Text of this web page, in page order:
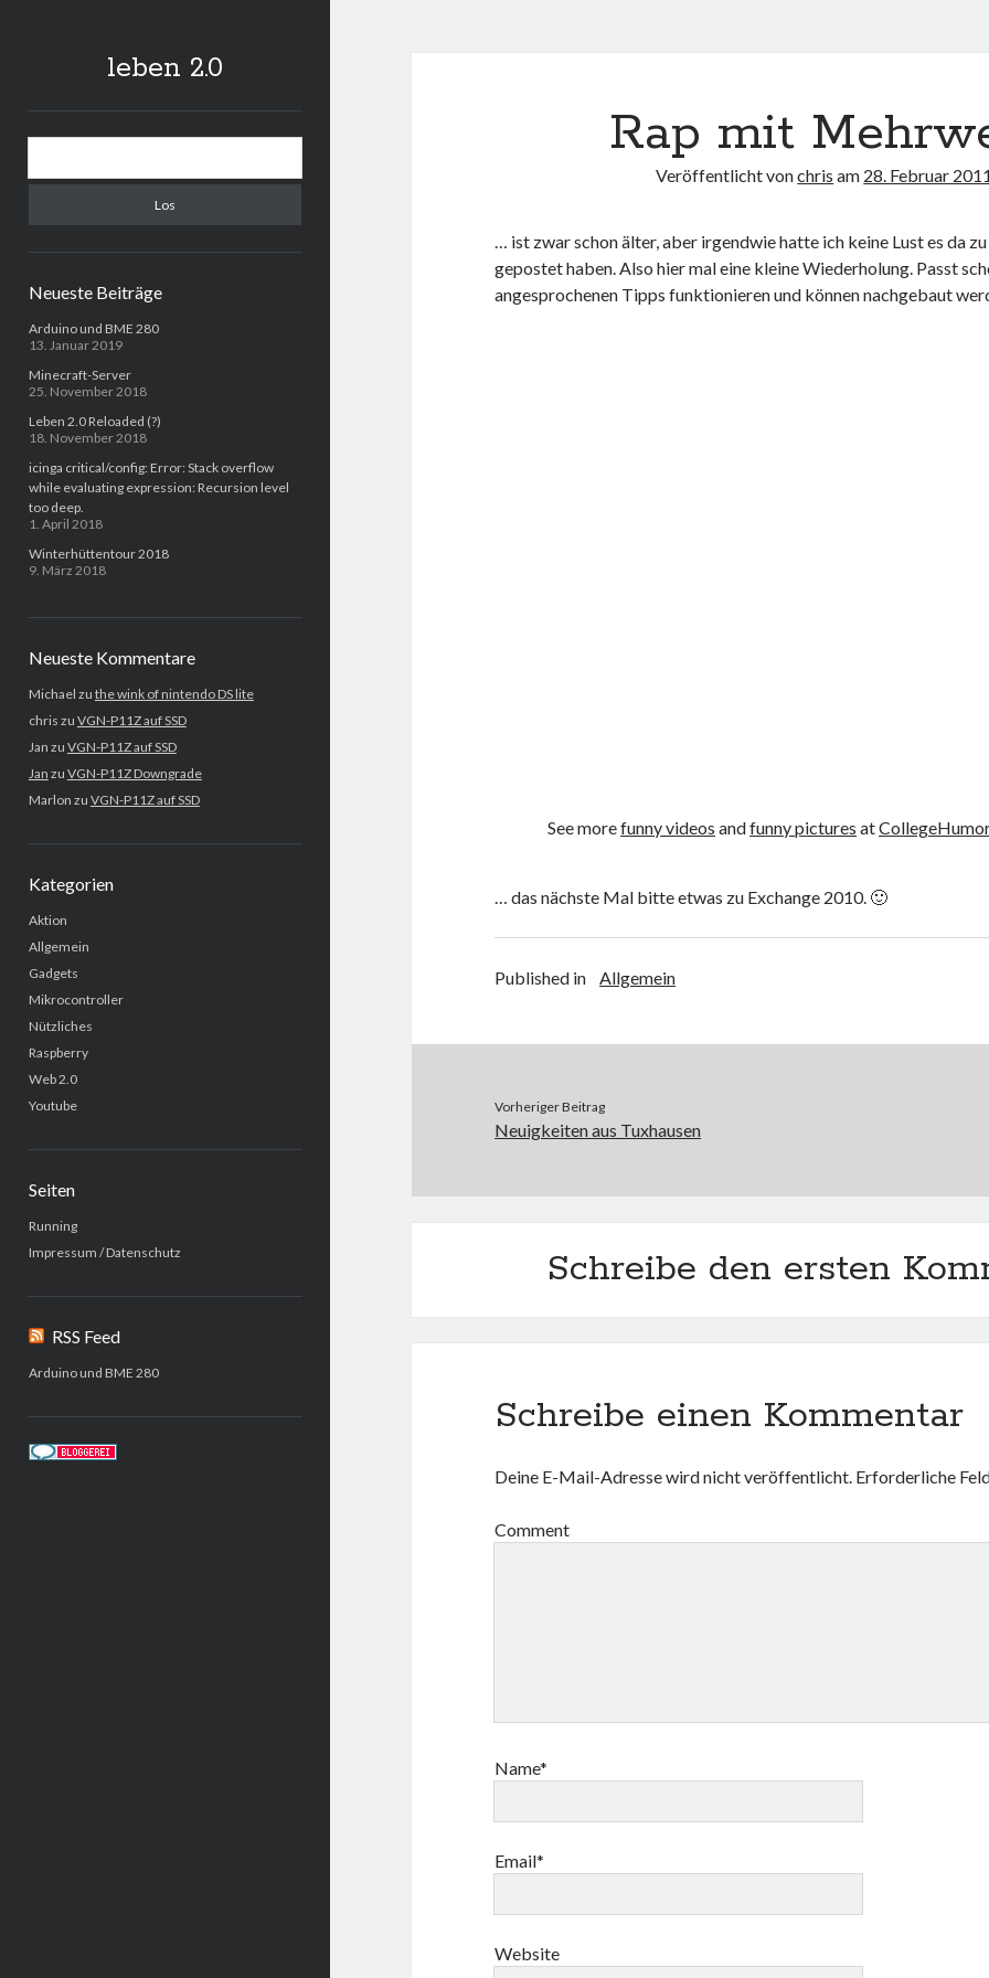
leben 2.0
Sidebar
Neueste Beiträge
Arduino und BME 280
13. Januar 2019
Minecraft-Server
25. November 2018
Leben 2.0 Reloaded (?)
18. November 2018
icinga critical/config: Error: Stack overflow
while evaluating expression: Recursion level
too deep.
1. April 2018
Winterhüttentour 2018
9. März 2018
Neueste Kommentare
Michael zu the wink of nintendo DS lite
chris zu VGN-P11Z auf SSD
Jan zu VGN-P11Z auf SSD
Jan zu VGN-P11Z Downgrade
Marlon zu VGN-P11Z auf SSD
Kategorien
Aktion
Allgemein
Gadgets
Mikrocontroller
Nützliches
Raspberry
Web 2.0
Youtube
Seiten
Running
Impressum / Datenschutz
RSS Feed
Arduino und BME 280
Rap mit
Veröffentlicht vonchris am 28. Februar
… ist zwar schon älter, aber irgendwie hatte ich keine Lust es da
gepostet haben. Also hier mal eine kleine Wiederholung. Passt
angesprochenen Tipps funktionieren und können nachgebaut
See morefunny videos andfunny pictures at
… das nächste Mal bitte etwas zu Exchange 2010. 🙂
Published in Allgemein
Vorheriger Beitrag
Neuigkeiten aus Tuxhausen
Schreibe den ersten
Schreibe einen Kommentar
Deine E-Mail-Adresse wird nicht veröffentlicht. Erforderliche
Comment
Name*
Email*
Website